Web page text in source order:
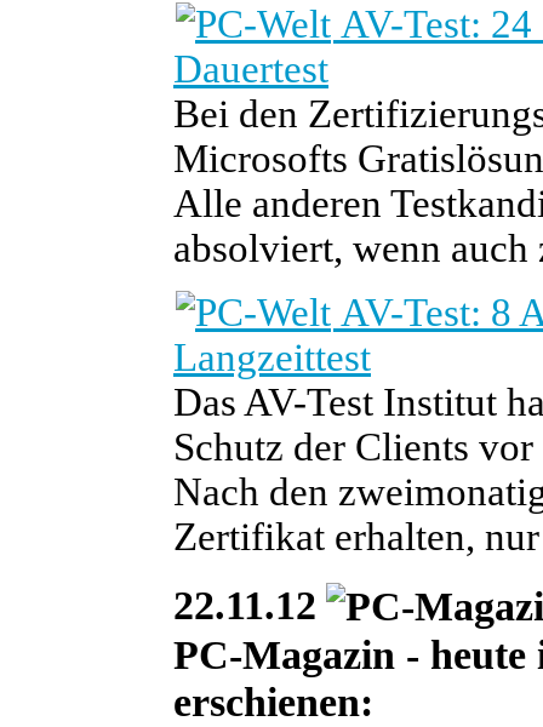
AV-Test:
Dauertest
Bei den
Microsofts
Alle anderen
absolviert, wenn
AV-Test: 8
Langzeittest
Das AV-Test Institut
Schutz der Clients
Nach den
Zertifikat erhalten,
22.11.12
PC-Magazin -
erschienen: